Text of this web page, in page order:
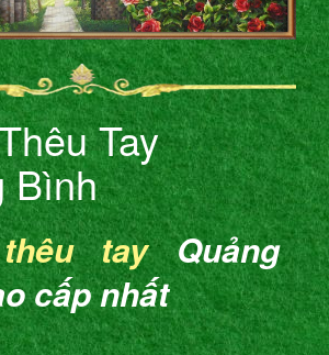
Tay
Bình
tayQuảng
cấp nhất